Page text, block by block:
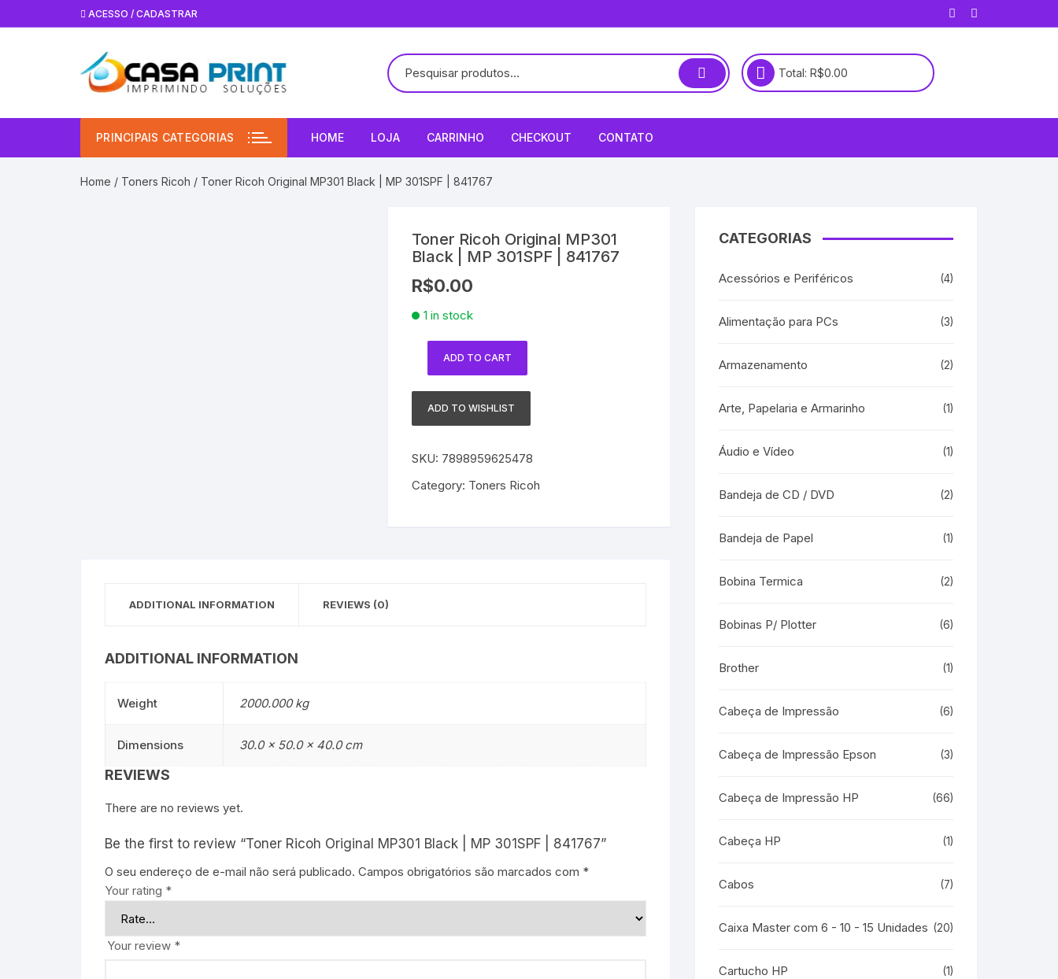
para
ACESSO / CADASTRAR
Total: R$0.00
PRINCIPAIS CATEGORIAS HOME LOJA CARRINHO CHECKOUT CONTATO
Home / Toners Ricoh / Toner Ricoh Original MP301 Black | MP 301SPF | 841767
Toner Ricoh Original MP301
Black | MP 301SPF | 841767
R$0.00
1 in stock
Original
MP301
|
MP
ADD TO CART
ADD TO WISHLIST
SKU: 7898959625478
Category: Toners Ricoh
ADDITIONAL INFORMATION REVIEWS (0)
ADDITIONAL INFORMATION
Weight 2000.000 kg
Dimensions 30.0 × 50.0 × 40.0 cm
REVIEWS
There are no reviews yet.
Be the first to review “Toner Ricoh Original MP301 Black | MP 301SPF | 841767”
O seu endereço de e-mail não será publicado. Campos obrigatórios são marcados com *
Your rating *
Your review *
CATEGORIAS
Acessórios e Periféricos (4)
Alimentação para PCs (3)
Armazenamento (2)
Arte, Papelaria e Armarinho (1)
Áudio e Vídeo (1)
Bandeja de CD / DVD (2)
Bandeja de Papel (1)
Bobina Termica (2)
Bobinas P/ Plotter (6)
Brother (1)
Cabeça de Impressão (6)
Cabeça de Impressão Epson (3)
Cabeça de Impressão HP (66)
Cabeça HP (1)
Cabos (7)
Caixa Master com 6 - 10 - 15 Unidades (20)
Cartucho HP (1)